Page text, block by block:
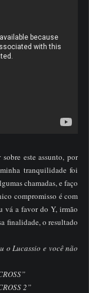
este assunto, por
tranquilidade foi
chamadas, e faço
compromisso é com
vá a favor do Y, irmão
finalidade, o resultado
o Lucassio e você não
2”